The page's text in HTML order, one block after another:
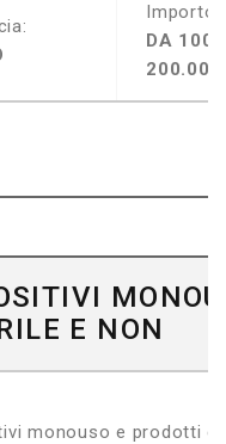
Importo:
DA
200.000
E NON
monouso e prodotti